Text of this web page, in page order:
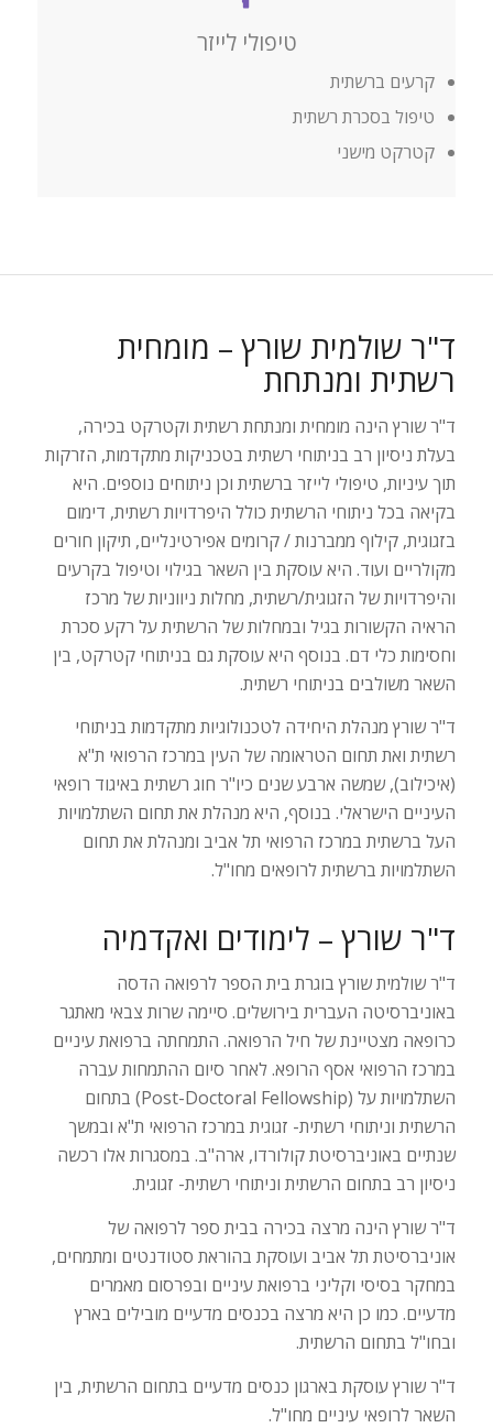
טיפולי לייזר
קרעים ברשתית
טיפול בסכרת רשתית
קטרקט מישני
ד"ר שולמית שורץ – מומחית
רשתית ומנתחת
ד"ר שורץ הינה מומחית ומנתחת רשתית וקטרקט בכירה,
בעלת ניסיון רב בניתוחי רשתית בטכניקות מתקדמות, הזרקות
תוך עיניות, טיפולי לייזר ברשתית וכן ניתוחים נוספים. היא
בקיאה בכל ניתוחי הרשתית כולל היפרדויות רשתית, דימום
בזגוגית, קילוף ממברנות / קרומים אפירטינליים, תיקון חורים
מקולריים ועוד. היא עוסקת בין השאר בגילוי וטיפול בקרעים
והיפרדויות של הזגוגית/רשתית, מחלות ניווניות של מרכז
הראיה הקשורות בגיל ובמחלות של הרשתית על רקע סכרת
וחסימות כלי דם. בנוסף היא עוסקת גם בניתוחי קטרקט, בין
השאר משולבים בניתוחי רשתית.
ד"ר שורץ מנהלת היחידה לטכנולוגיות מתקדמות בניתוחי
רשתית ואת תחום הטראומה של העין במרכז הרפואי ת"א
(איכילוב), שמשה ארבע שנים כיו"ר חוג רשתית באיגוד רופאי
העיניים הישראלי. בנוסף, היא מנהלת את תחום השתלמויות
העל ברשתית במרכז הרפואי תל אביב ומנהלת את תחום
השתלמויות ברשתית לרופאים מחו"ל.
ד"ר שורץ – לימודים ואקדמיה
ד"ר שולמית שורץ בוגרת בית הספר לרפואה הדסה
באוניברסיטה העברית בירושלים. סיימה שרות צבאי מאתגר
כרופאה מצטיינת של חיל הרפואה. התמחתה ברפואת עיניים
במרכז הרפואי אסף הרופא. לאחר סיום ההתמחות עברה
השתלמויות על (Post-Doctoral Fellowship) בתחום
הרשתית וניתוחי רשתית- זגוגית במרכז הרפואי ת"א ובמשך
שנתיים באוניברסיטת קולורדו, ארה"ב. במסגרות אלו רכשה
ניסיון רב בתחום הרשתית וניתוחי רשתית- זגוגית.
ד"ר שורץ הינה מרצה בכירה בבית ספר לרפואה של
אוניברסיטת תל אביב ועוסקת בהוראת סטודנטים ומתמחים,
במחקר בסיסי וקליני ברפואת עיניים ובפרסום מאמרים
מדעיים. כמו כן היא מרצה בכנסים מדעיים מובילים בארץ
ובחו"ל בתחום הרשתית.
ד"ר שורץ עוסקת בארגון כנסים מדעיים בתחום הרשתית, בין
השאר לרופאי עיניים מחו"ל.